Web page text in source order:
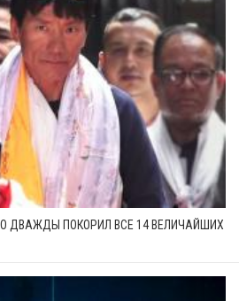
ДВАЖДЫ ПОКОРИЛ ВСЕ 14 ВЕЛИЧАЙШИХ